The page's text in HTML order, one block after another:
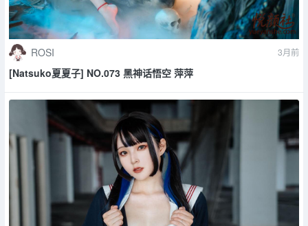
ROSI 3月前
[Natsuko夏夏子] NO.073 黑神话悟空 萍萍